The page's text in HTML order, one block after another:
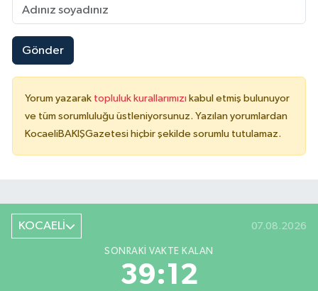
Gönder
Yorum yazarak topluluk kurallarımızı kabul etmiş bulunuyor
ve tüm sorumluluğu üstleniyorsunuz. Yazılan yorumlardan
KocaeliBAKIŞGazetesi hiçbir şekilde sorumlu tutulamaz.
KOCAELİ 07.08.2026
SONRAKI VAKTE KALAN
39:12